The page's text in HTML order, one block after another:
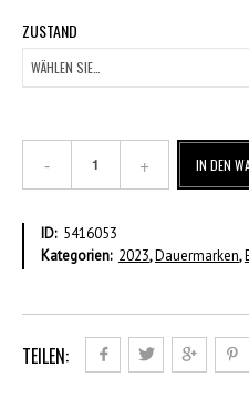
ZUSTAND
Curie
–
Dauermarke
IN DEN
ID: 5416053
Kategorien: 2023,Dauermarken,
TEILEN: